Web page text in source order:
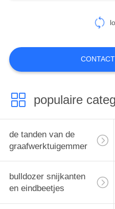
populaire
de tanden van de
graafwerktuigemmer
bulldozer snijkanten
en eindbeetjes